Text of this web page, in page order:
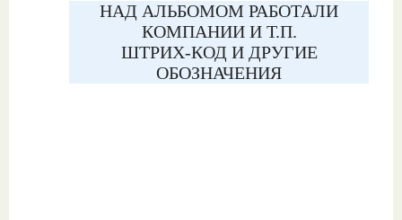
НАД АЛЬБОМОМ РАБОТАЛИ
КОМПАНИИ И Т.П.
ШТРИХ-КОД И ДРУГИЕ
ОБОЗНАЧЕНИЯ